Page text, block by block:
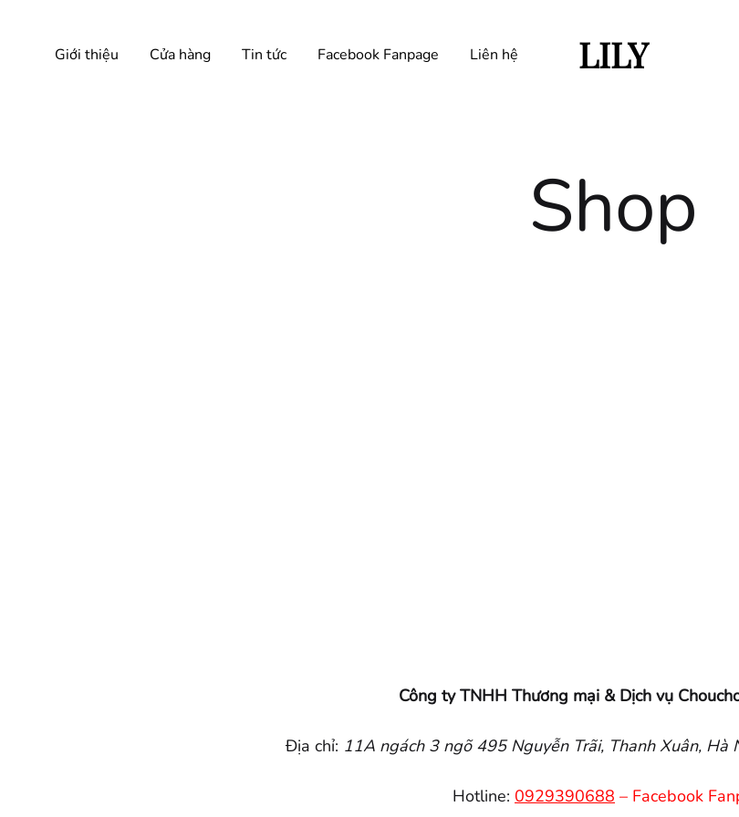
Giới thiệu Cửa hàng Tin tức Facebook Fanpage Liên hệ LILY
Shop
Công ty TNHH Thương mại & Dịch vụ
Địa chỉ: 11A ngách 3 ngõ 495 Nguyễn Trãi, Thanh Xuân, Hà
Hotline: 0929390688 – Facebook